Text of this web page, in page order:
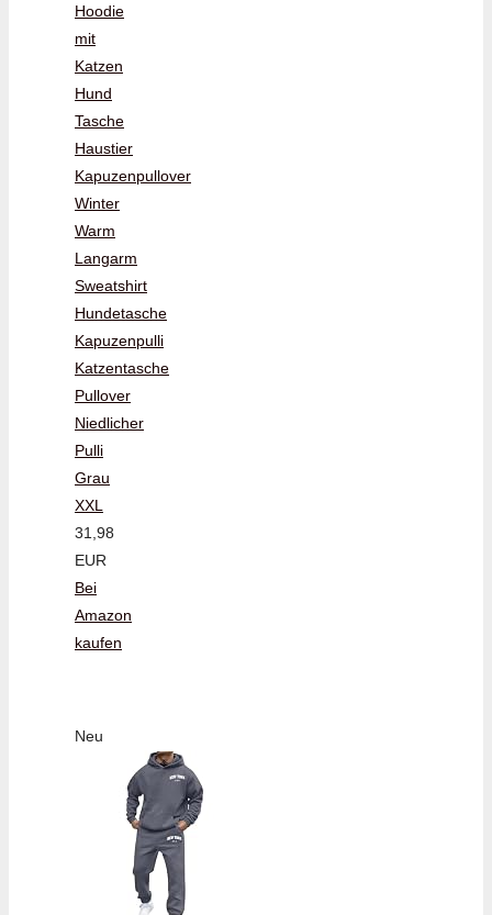
Hoodie
mit
Katzen
Hund
Tasche
Haustier
Kapuzenpullover
Winter
Warm
Langarm
Sweatshirt
Hundetasche
Kapuzenpulli
Katzentasche
Pullover
Niedlicher
Pulli
Grau
XXL
31,98
EUR
Bei
Amazon
kaufen
Neu